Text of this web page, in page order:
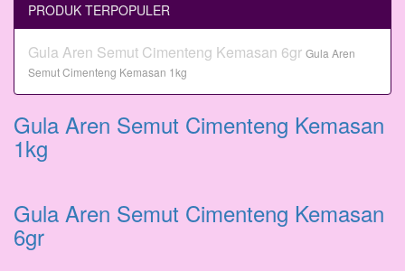
PRODUK TERPOPULER
Gula Aren Semut Cimenteng Kemasan 6gr Gula Aren
Semut Cimenteng Kemasan 1kg
Gula Aren Semut Cimenteng Kemasan
1kg
Gula Aren Semut Cimenteng Kemasan
6gr